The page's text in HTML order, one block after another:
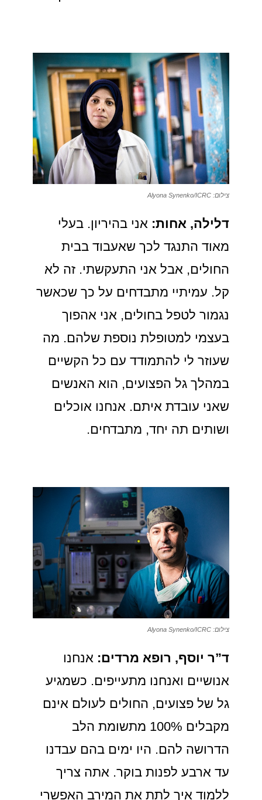
צילום: Alyona Synenko/ICRC
דלילה, אחות: אני בהיריון. בעלי
מאוד התנגד לכך שאעבוד בבית
החולים, אבל אני התעקשתי. זה לא
קל. עמיתיי מתבדחים על כך שכאשר
נגמור לטפל בחולים, אני אהפוך
בעצמי למטופלת נוספת שלהם. מה
שעוזר לי להתמודד עם כל הקשיים
במהלך גל הפצועים, הוא האנשים
שאני עובדת איתם. אנחנו אוכלים
ושותים תה יחד, מתבדחים.
צילום: Alyona Synenko/ICRC
ד”ר יוסף, רופא מרדים: אנחנו
אנושיים ואנחנו מתעייפים. כשמגיע
גל של פצועים, החולים לעולם אינם
מקבלים 100% מתשומת הלב
הדרושה להם. היו ימים בהם עבדנו
עד ארבע לפנות בוקר. אתה צריך
ללמוד איך לתת את המירב האפשרי